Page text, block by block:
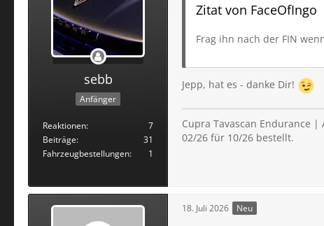
sebb
Anfänger
Reaktionen
7
Beiträge
31
Fahrzeugbestellungen
1
Zitat von FaceOfIngo
Frag ihn nach der FIN
Jepp, hat es - danke Dir!
Cupra Tavascan Endurance
02/26 für 10/26 bestellt.
18. Juli 2026 Neu